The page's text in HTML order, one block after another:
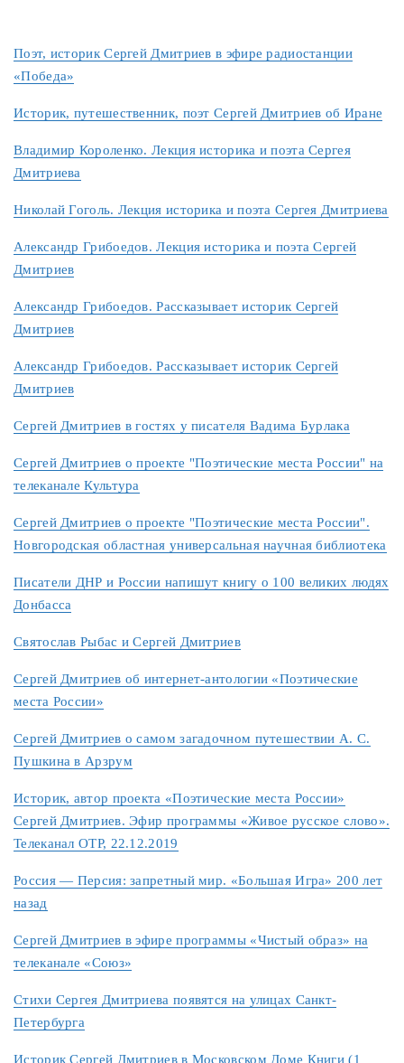
Поэт, историк Сергей Дмитриев в эфире радиостанции
«Победа»
Историк, путешественник, поэт Сергей Дмитриев об Иране
Владимир Короленко. Лекция историка и поэта Сергея
Дмитриева
Николай Гоголь. Лекция историка и поэта Сергея Дмитриева
Александр Грибоедов. Лекция историка и поэта Сергей
Дмитриев
Александр Грибоедов. Рассказывает историк Сергей
Дмитриев
Александр Грибоедов. Рассказывает историк Сергей
Дмитриев
Сергей Дмитриев в гостях у писателя Вадима Бурлака
Сергей Дмитриев о проекте "Поэтические места России" на
телеканале Культура
Сергей Дмитриев о проекте "Поэтические места России".
Новгородская областная универсальная научная библиотека
Писатели ДНР и России напишут книгу о 100 великих людях
Донбасса
Святослав Рыбас и Сергей Дмитриев
Сергей Дмитриев об интернет-антологии «Поэтические
места России»
Сергей Дмитриев о самом загадочном путешествии А. С.
Пушкина в Арзрум
Историк, автор проекта «Поэтические места России»
Сергей Дмитриев. Эфир программы «Живое русское слово».
Телеканал ОТР, 22.12.2019
Россия — Персия: запретный мир. «Большая Игра» 200 лет
назад
Сергей Дмитриев в эфире программы «Чистый образ» на
телеканале «Союз»
Стихи Сергея Дмитриева появятся на улицах Санкт-
Петербурга
Историк Сергей Дмитриев в Московском Доме Книги (1